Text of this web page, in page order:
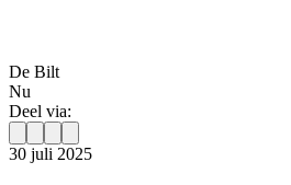
De Bilt
Nu
Deel via:
30 juli 2025